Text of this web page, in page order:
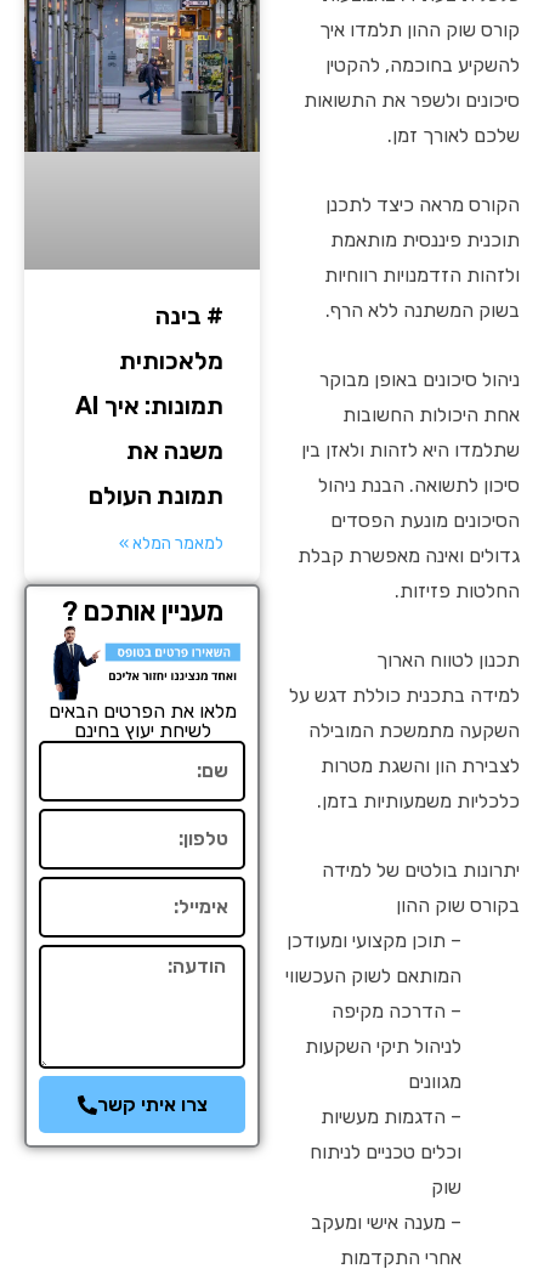
קורס שוק ההון תלמדו איך
להשקיע בחוכמה, להקטין
סיכונים ולשפר את התשואות
שלכם לאורך זמן.
הקורס מראה כיצד לתכנן
תוכנית פיננסית מותאמת
ולזהות הזדמנויות רווחיות
בשוק המשתנה ללא הרף.
ניהול סיכונים באופן מבוקר
אחת היכולות החשובות
שתלמדו היא לזהות ולאזן בין
סיכון לתשואה. הבנת ניהול
הסיכונים מונעת הפסדים
גדולים ואינה מאפשרת קבלת
החלטות פזיזות.
תכנון לטווח הארוך
למידה בתכנית כוללת דגש על
השקעה מתמשכת המובילה
לצבירת הון והשגת מטרות
כלכליות משמעותיות בזמן.
יתרונות בולטים של למידה
בקורס שוק ההון
– תוכן מקצועי ומעודכן
המותאם לשוק העכשווי
– הדרכה מקיפה
לניהול תיקי השקעות
מגוונים
– הדגמות מעשיות
וכלים טכניים לניתוח
שוק
– מענה אישי ומעקב
אחרי התקדמות
# בינה
מלאכותית
תמונות: איך AI
משנה את
תמונת העולם
למאמר המלא »
מעניין אותכם ?
מלאו את הפרטים הבאים
לשיחת יעוץ בחינם
הודעה
צרו איתי קשר